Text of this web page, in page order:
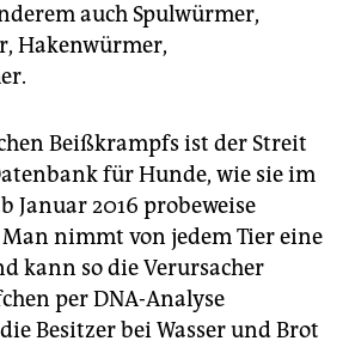
auch Spulwürmer,
Hakenwürmer,
Beißkrampfs ist der Streit
für Hunde, wie sie im
Januar 2016 probeweise
nimmt von jedem Tier eine
kann so die Verursacher
per DNA-Analyse
Besitzer bei Wasser und Brot